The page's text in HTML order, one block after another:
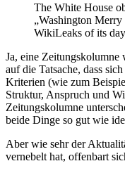
The White House
„Washington
WikiLeaks of its day
Ja, eine Zeitungskolumne
auf die Tatsache, dass
Kriterien (wie zum
Struktur, Anspruch und
Zeitungskolumne
beide Dinge so gut wie
Aber wie sehr der
vernebelt hat, offenbart